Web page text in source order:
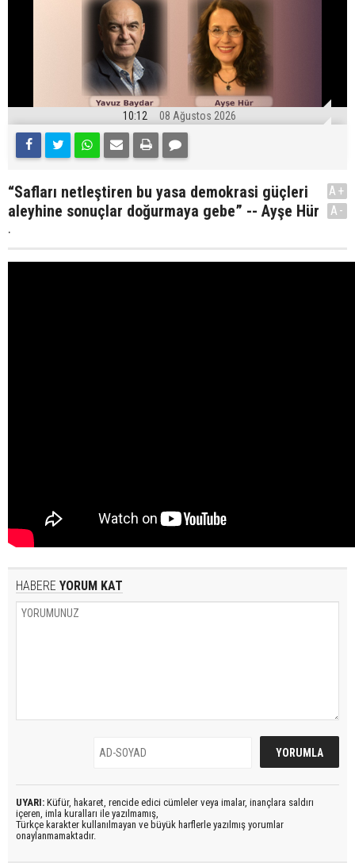
10:12 08 Ağustos 2026
“Safları netleştiren bu yasa demokrasi güçleri
aleyhine sonuçlar doğurmaya gebe” -- Ayşe Hür
.
A+
A-
HABERE YORUM KAT
UYARI: Küfür, hakaret, rencide edici cümleler veya imalar, inançlara saldırı
içeren, imla kuralları ile yazılmamış,
Türkçe karakter kullanılmayan ve büyük harflerle yazılmış yorumlar
onaylanmamaktadır.